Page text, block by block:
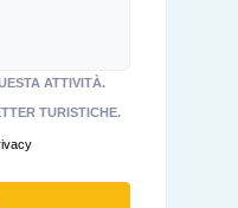
ATTIVITÀ.
TURISTICHE.